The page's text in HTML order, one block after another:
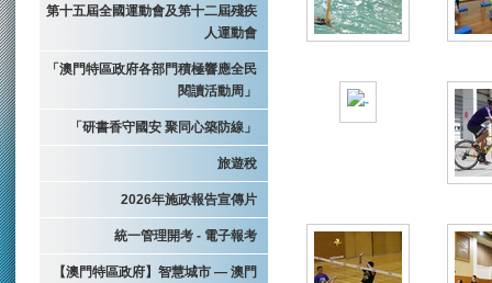
第十五屆全國運動會及第十二屆殘疾
人運動會
「澳門特區政府各部門積極響應全民
閱讀活動周」
「研書香守國安 聚同心築防線」
旅遊稅
2026年施政報告宣傳片
統一管理開考 - 電子報考
【澳門特區政府】智慧城市 — 澳門